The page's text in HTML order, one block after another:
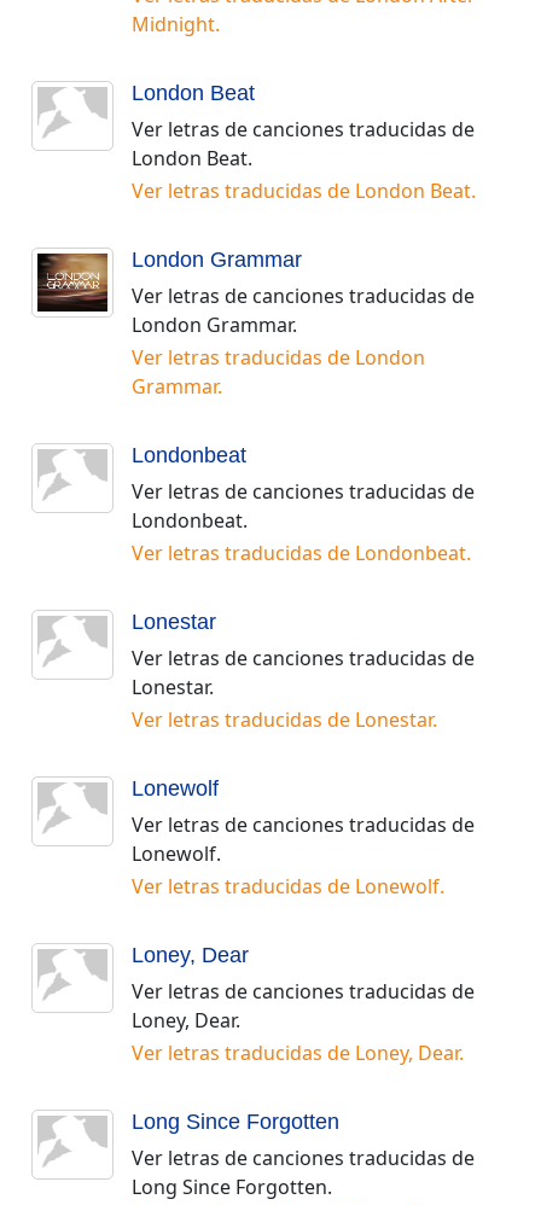
Midnight.
London Beat
Ver letras de canciones traducidas de
London Beat.
Ver letras traducidas de London Beat.
London Grammar
Ver letras de canciones traducidas de
London Grammar.
Ver letras traducidas de London
Grammar.
Londonbeat
Ver letras de canciones traducidas de
Londonbeat.
Ver letras traducidas de Londonbeat.
Lonestar
Ver letras de canciones traducidas de
Lonestar.
Ver letras traducidas de Lonestar.
Lonewolf
Ver letras de canciones traducidas de
Lonewolf.
Ver letras traducidas de Lonewolf.
Loney, Dear
Ver letras de canciones traducidas de
Loney, Dear.
Ver letras traducidas de Loney, Dear.
Long Since Forgotten
Ver letras de canciones traducidas de
Long Since Forgotten.